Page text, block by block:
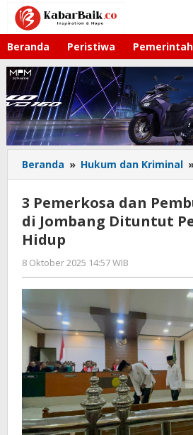
Lewati
konten
Beranda Peristiwa
Beranda » Hukum dan Kriminal
3 Pemerkosa dan
di Jombang Dituntut
Hidup
8 Oktober 2025 14:57 WIB
Imam
WD